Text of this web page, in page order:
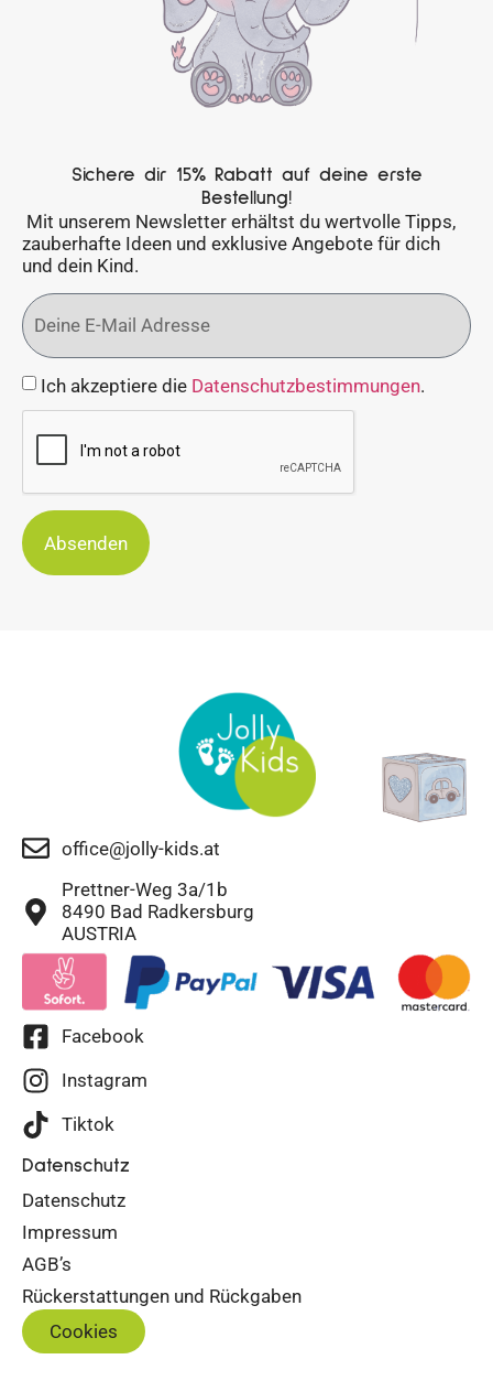
Sichere dir 15% Rabatt auf deine erste
Bestellung!
Mit unserem Newsletter erhältst du wertvolle Tipps,
zauberhafte Ideen und exklusive Angebote für dich
und dein Kind.
Ich akzeptiere die Datenschutzbestimmungen.
Absenden
office@jolly-kids.at
Prettner-Weg 3a/1b
8490 Bad Radkersburg
AUSTRIA
Facebook
Instagram
Tiktok
Datenschutz
Datenschutz
Impressum
AGB’s
Rückerstattungen und Rückgaben
Cookies